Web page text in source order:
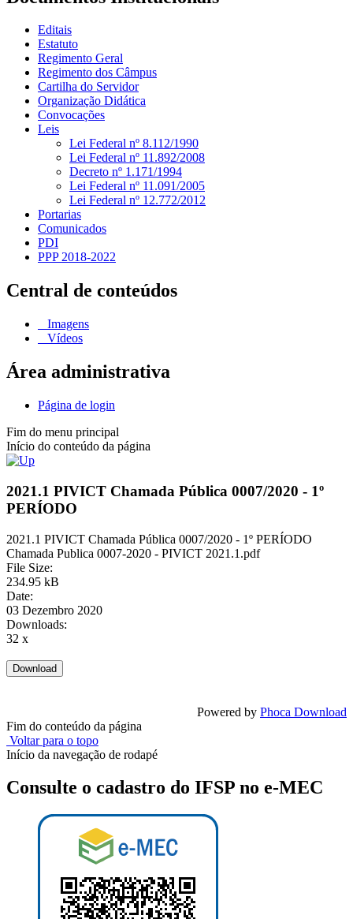
Editais
Estatuto
Regimento Geral
Regimento dos Câmpus
Cartilha do Servidor
Organização Didática
Convocações
Leis
Lei Federal nº 8.112/1990
Lei Federal nº 11.892/2008
Decreto nº 1.171/1994
Lei Federal nº 11.091/2005
Lei Federal nº 12.772/2012
Portarias
Comunicados
PDI
PPP 2018-2022
Central de conteúdos
Imagens
Vídeos
Área administrativa
Página de login
Fim do menu principal
Início do conteúdo da página
2021.1 PIVICT Chamada Pública 0007/2020 - 1º
PERÍODO
2021.1 PIVICT Chamada Pública 0007/2020 - 1º PERÍODO
Chamada Publica 0007-2020 - PIVICT 2021.1.pdf
File Size:
234.95 kB
Date:
03 Dezembro 2020
Downloads:
32 x
Powered by Phoca Download
Fim do conteúdo da página
Voltar para o topo
Início da navegação de rodapé
Consulte o cadastro do IFSP no e-MEC